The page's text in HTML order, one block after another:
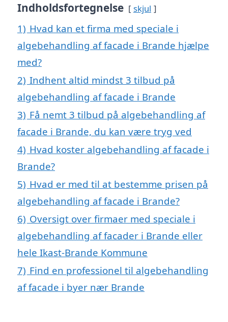
Indholdsfortegnelse skjul
1) Hvad kan et firma med speciale i
algebehandling af facade i Brande hjælpe
med?
2) Indhent altid mindst 3 tilbud på
algebehandling af facade i Brande
3) Få nemt 3 tilbud på algebehandling af
facade i Brande, du kan være tryg ved
4) Hvad koster algebehandling af facade i
Brande?
5) Hvad er med til at bestemme prisen på
algebehandling af facade i Brande?
6) Oversigt over firmaer med speciale i
algebehandling af facader i Brande eller
hele Ikast-Brande Kommune
7) Find en professionel til algebehandling
af facade i byer nær Brande